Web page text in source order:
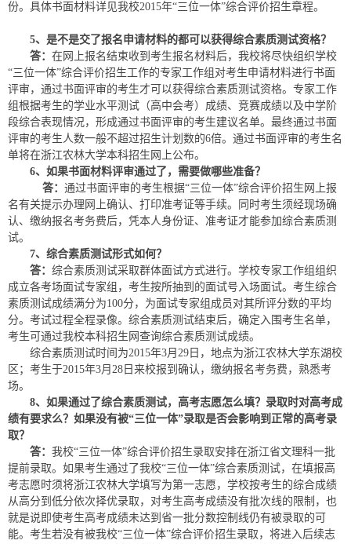
份。具体书面材料详见我校2015年“三位一体”综合评价招生章程。
5、是不是交了报名申请材料的都可以获得综合素质测试资格？
答： 在网上报名结束收到考生报名材料后，我校将尽快组织学校
“三位一体”综合评价招生工作的专家工作组对考生申请材料进行书面
评审，通过书面评审的考生才可以获得综合素质测试资格。专家工作
组根据考生的学业水平测试（高中会考）成绩、竞赛成绩以及中学阶
段综合表现情况，形成通过书面评审的考生建议名单。最终通过书面
评审的考生人数一般不超过招生计划数的6倍。通过书面评审的考生名
单将在浙江农林大学本科招生网上公布。
6、 如果书面材料评审通过了，需要做哪些准备？
答： 通过书面评审的考生根据“三位一体”综合评价招生网上报
名有关提示办理网上确认、打印准考证等手续。同时考生须经现场确
认、缴纳报名考务费后，凭本人身份证、准考证才能参加综合素质测
试。
7、综合素质测试形式如何？
答： 综合素质测试采取群体面试方式进行。学校专家工作组组织
成立各考场面试专家组，考生按所抽到的面试号入场面试。考生综合
素质测试成绩满分为100分，为面试专家组成员对其所评分数的平均
分。考试过程全程录像。综合素质测试结束后，确定入围考生名单，
考生可通过我校本科招生网查询综合素质测试成绩。
综合素质测试时间为2015年3月29日，地点为浙江农林大学东湖校
区；考生于2015年3月28日来校报到确认，缴纳报名考务费，熟悉考
场。
8、如果通过了综合素质测试，高考志愿怎么填？录取时对高考成
绩有要求么？如果没有被“三位一体”录取是否会影响到正常的高考录
取？
答： 我校“三位一体”综合评价招生录取安排在浙江省文理科一批
提前录取。如果考生通过了我校“三位一体”综合素质测试，在填报高
考志愿时须将浙江农林大学填写为第一志愿，学校按考生的综合成绩
从高分到低分依次择优录取，对考生高考成绩没有批次线的限制，也
就是说即使考生高考成绩未达到省一批分数控制线仍有被录取的可
能。考生若没有被我校“三位一体”综合评价招生录取，将进入后续志